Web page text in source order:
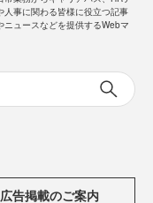
人事に関わる皆様に役立つ記事
ニュースなどを提供するWebマ
広告掲載のご案内